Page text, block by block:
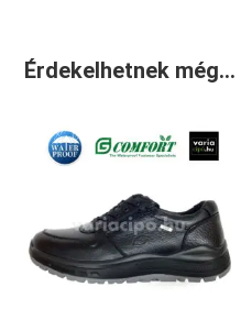
Érdekelhetnek még…